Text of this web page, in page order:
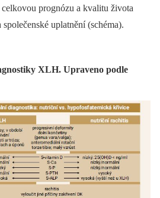
celkovou prognózu a kvalitu života
uplatnění (schéma).
XLH. Upraveno podle